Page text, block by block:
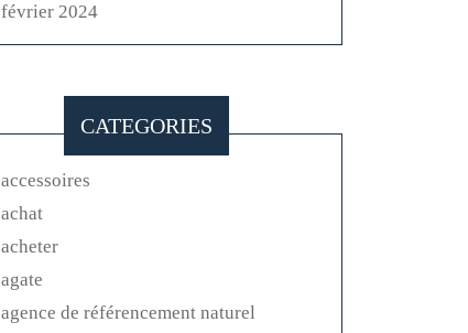
février 2024
CATEGORIES
accessoires
achat
acheter
agate
agence de référencement naturel